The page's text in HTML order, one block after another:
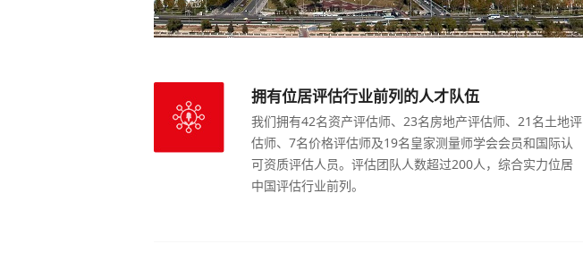
拥有位居评估行业前列的人才队伍
我们拥有42名资产评估师、23名房地产评估师、21名土地评
估师、7名价格评估师及19名皇家测量师学会会员和国际认
可资质评估人员。评估团队人数超过200人，综合实力位居
中国评估行业前列。